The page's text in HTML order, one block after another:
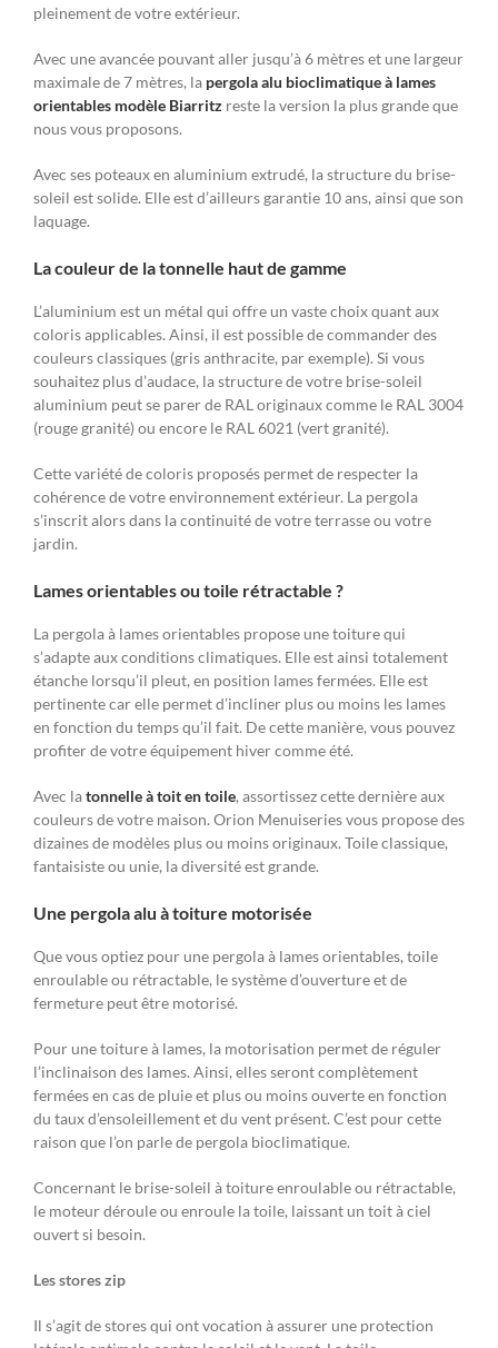
pleinement de votre extérieur.
Avec une avancée pouvant aller jusqu’à 6 mètres et une largeur
maximale de 7 mètres, la pergola alu bioclimatique à lames
orientables modèle Biarritz reste la version la plus grande que
nous vous proposons.
Avec ses poteaux en aluminium extrudé, la structure du brise-
soleil est solide. Elle est d’ailleurs garantie 10 ans, ainsi que son
laquage.
La couleur de la tonnelle haut de gamme
L’aluminium est un métal qui offre un vaste choix quant aux
coloris applicables. Ainsi, il est possible de commander des
couleurs classiques (gris anthracite, par exemple). Si vous
souhaitez plus d’audace, la structure de votre brise-soleil
aluminium peut se parer de RAL originaux comme le RAL 3004
(rouge granité) ou encore le RAL 6021 (vert granité).
Cette variété de coloris proposés permet de respecter la
cohérence de votre environnement extérieur. La pergola
s’inscrit alors dans la continuité de votre terrasse ou votre
jardin.
Lames orientables ou toile rétractable ?
La pergola à lames orientables propose une toiture qui
s’adapte aux conditions climatiques. Elle est ainsi totalement
étanche lorsqu’il pleut, en position lames fermées. Elle est
pertinente car elle permet d’incliner plus ou moins les lames
en fonction du temps qu’il fait. De cette manière, vous pouvez
profiter de votre équipement hiver comme été.
Avec latonnelle à toit en toile, assortissez cette dernière aux
couleurs de votre maison. Orion Menuiseries vous propose des
dizaines de modèles plus ou moins originaux. Toile classique,
fantaisiste ou unie, la diversité est grande.
Une pergola alu à toiture motorisée
Que vous optiez pour une pergola à lames orientables, toile
enroulable ou rétractable, le système d’ouverture et de
fermeture peut être motorisé.
Pour une toiture à lames, la motorisation permet de réguler
l’inclinaison des lames. Ainsi, elles seront complètement
fermées en cas de pluie et plus ou moins ouverte en fonction
du taux d’ensoleillement et du vent présent. C’est pour cette
raison que l’on parle de pergola bioclimatique.
Concernant le brise-soleil à toiture enroulable ou rétractable,
le moteur déroule ou enroule la toile, laissant un toit à ciel
ouvert si besoin.
Les stores zip
Il s’agit de stores qui ont vocation à assurer une protection